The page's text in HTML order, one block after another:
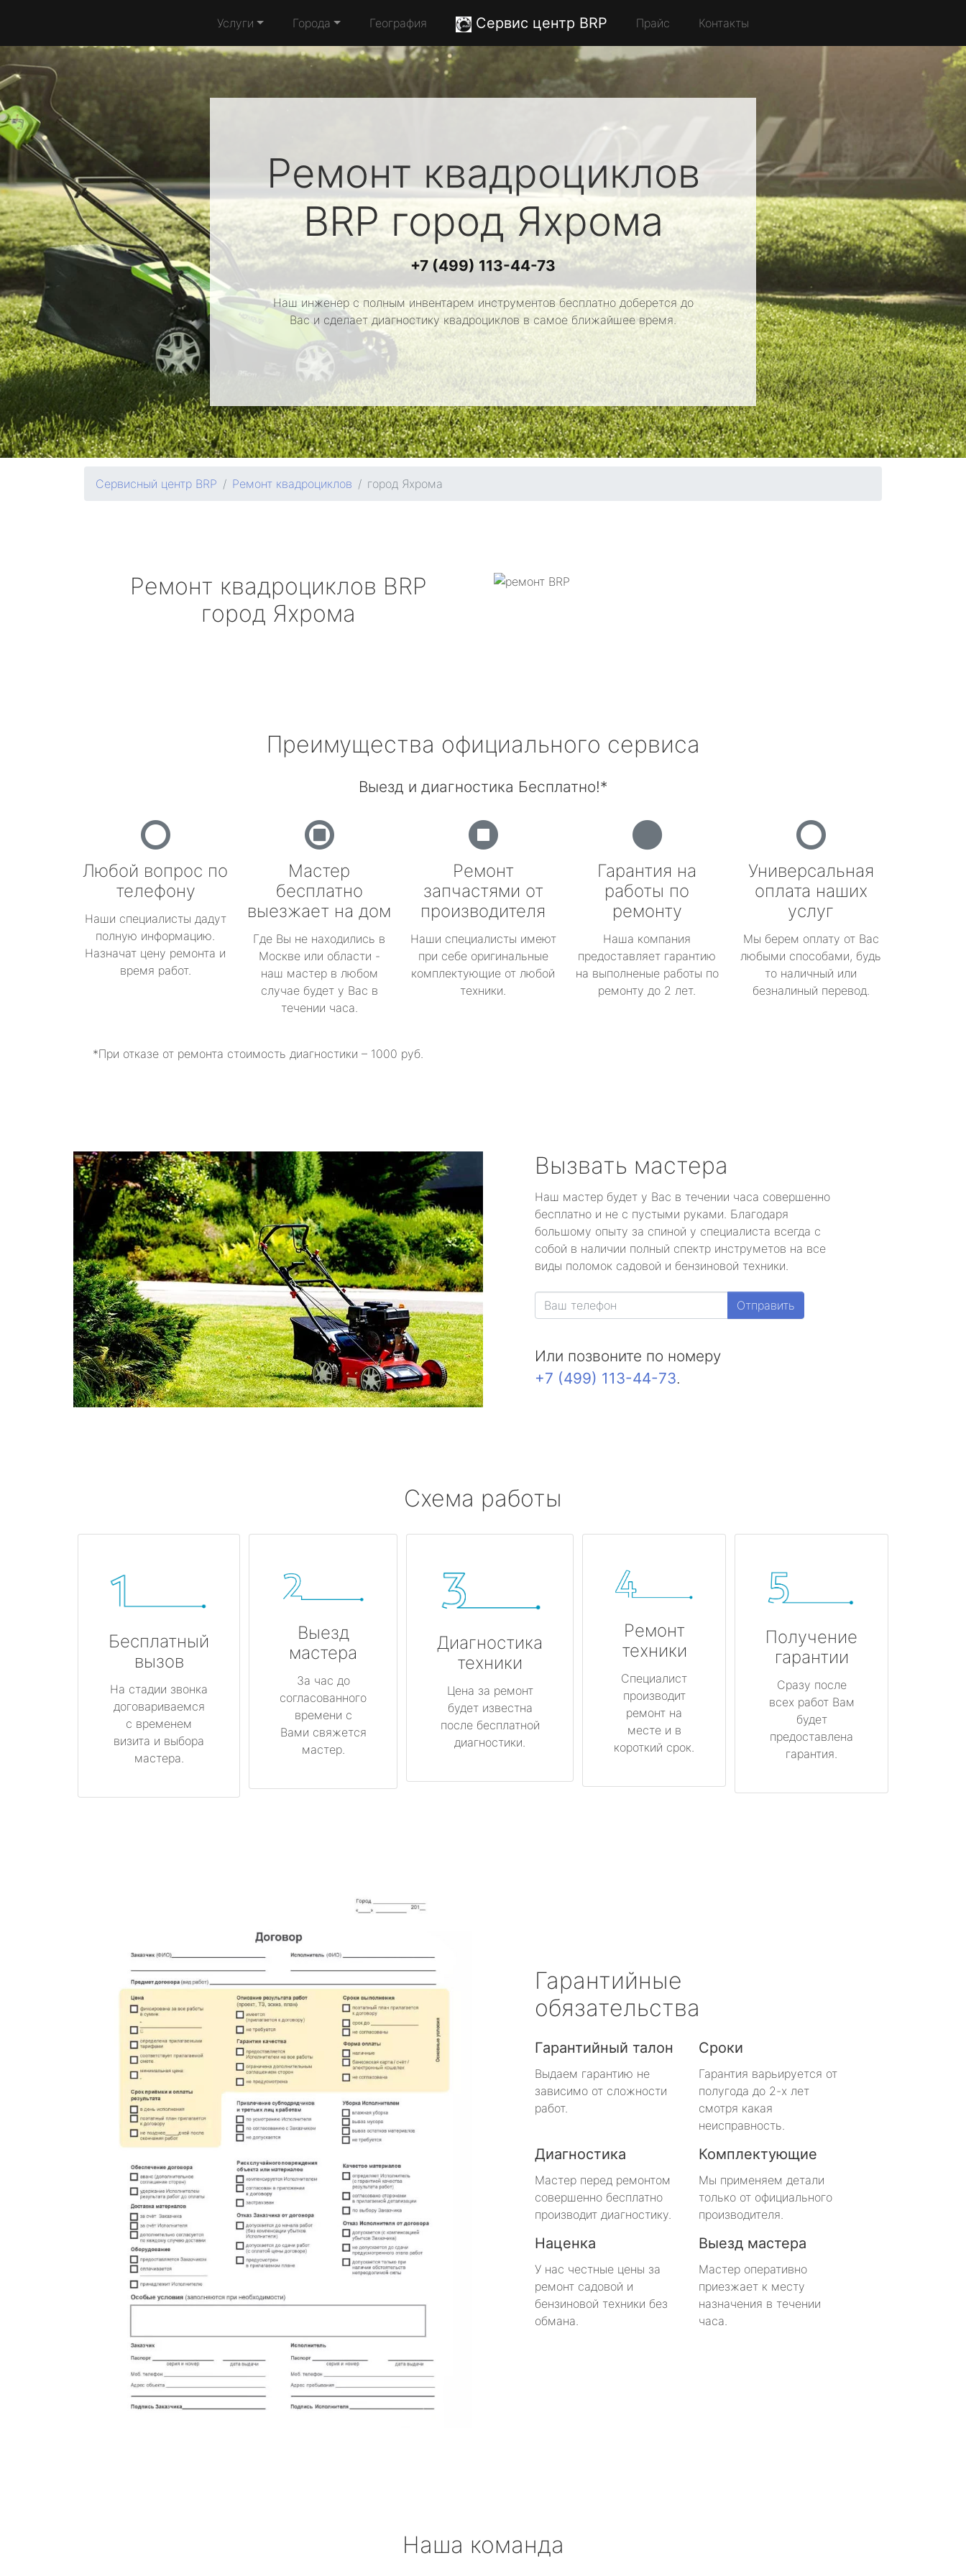
Услуги Города География Сервис центр BRP Прайс Контакты
Ремонт квадроциклов
BRPгород Яхрома
+7 (499) 113-44-73
Наш инженер с полным инвентарем инструментов бесплатно доберется до
Вас и сделает диагностику квадроциклов в самое ближайшее время.
Сервисный центр BRP Ремонт квадроциклов город Яхрома
Ремонт квадроциклов BRP
город Яхрома
Преимущества официального сервиса
Выезд и диагностика Бесплатно!*
Любой вопрос по
телефону
Наши специалисты дадут
полную информацию.
Назначат цену ремонта и
время работ.
Мастер
бесплатно
выезжает на дом
Где Вы не находились в
Москве или области -
наш мастер в любом
случае будет у Вас в
течении часа.
Ремонт
запчастями от
производителя
Наши специалисты имеют
при себе оригинальные
комплектующие от любой
техники.
Гарантия на
работы по
ремонту
Наша компания
предоставляет гарантию
на выполненые работы по
ремонту до 2 лет.
Универсальная
оплата наших
услуг
Мы берем оплату от Вас
любыми способами, будь
то наличный или
безналиный перевод.
*При отказе от ремонта стоимость диагностики – 1000 руб.
Вызвать мастера
Наш мастер будет у Вас в течении часа совершенно
бесплатно и не с пустыми руками. Благодаря
большому опыту за спиной у специалиста всегда с
собой в наличии полный спектр инструметов на все
виды поломок садовой и бензиновой техники.
Отправить
Или позвоните по номеру
+7 (499) 113-44-73.
Схема работы
Бесплатный
вызов
На стадии звонка
договариваемся
с временем
визита и выбора
мастера.
Выезд
мастера
За час до
согласованного
времени с
Вами свяжется
мастер.
Диагностика
техники
Цена за ремонт
будет известна
после бесплатной
диагностики.
Ремонт
техники
Специалист
производит
ремонт на
месте и в
короткий срок.
Получение
гарантии
Сразу после
всех работ Вам
будет
предоставлена
гарантия.
Гарантийные
обязательства
Гарантийный талон
Выдаем гарантию не
зависимо от сложности
работ.
Сроки
Гарантия варьируется от
полугода до 2-х лет
смотря какая
неисправность.
Диагностика
Мастер перед ремонтом
совершенно бесплатно
производит диагностику.
Комплектующие
Мы применяем детали
только от официального
производителя.
Наценка
У нас честные цены за
ремонт садовой и
бензиновой техники без
обмана.
Выезд мастера
Мастер оперативно
приезжает к месту
назначения в течении
часа.
Наша команда